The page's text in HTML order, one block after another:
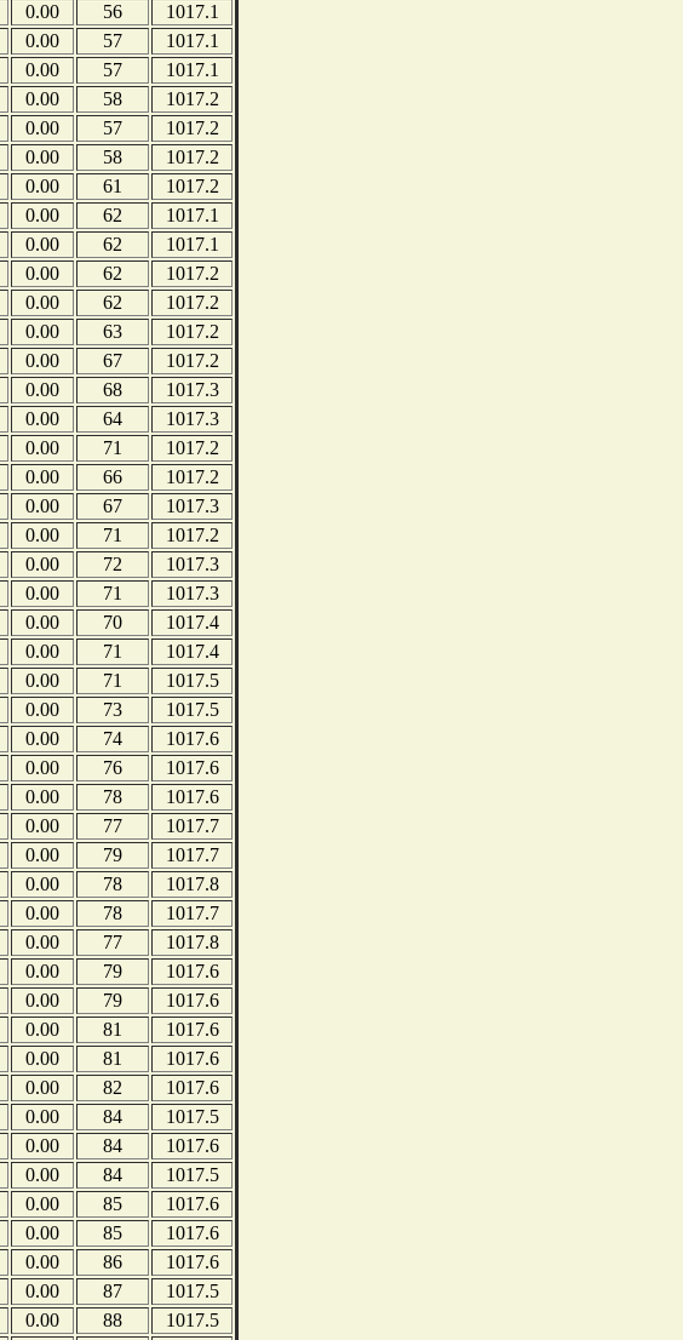
0.00 56
1017.1
0.00 57
1017.1
0.00 57
1017.1
0.00 58
1017.2
0.00 57
1017.2
0.00 58
1017.2
0.00 61
1017.2
0.00 62
1017.1
0.00 62
1017.1
0.00 62
1017.2
0.00 62
1017.2
0.00 63
1017.2
0.00 67
1017.2
0.00 68
1017.3
0.00 64
1017.3
0.00 71
1017.2
0.00 66
1017.2
0.00 67
1017.3
0.00 71
1017.2
0.00 72
1017.3
0.00 71
1017.3
0.00 70
1017.4
0.00 71
1017.4
0.00 71
1017.5
0.00 73
1017.5
0.00 74
1017.6
0.00 76
1017.6
0.00 78
1017.6
0.00 77
1017.7
0.00 79
1017.7
0.00 78
1017.8
0.00 78
1017.7
0.00 77
1017.8
0.00 79
1017.6
0.00 79
1017.6
0.00 81
1017.6
0.00 81
1017.6
0.00 82
1017.6
0.00 84
1017.5
0.00 84
1017.6
0.00 84
1017.5
0.00 85
1017.6
0.00 85
1017.6
0.00 86
1017.6
0.00 87
1017.5
0.00 88
1017.5